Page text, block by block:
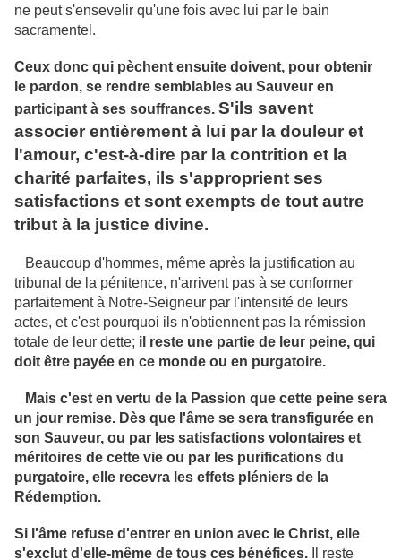
ne peut s'ensevelir qu'une fois avec lui par le bain
sacramentel.
Ceux donc qui pèchent ensuite doivent, pour obtenir
le pardon, se rendre semblables au Sauveur en
participant à ses souffrances. S'ils savent
associer entièrement à lui par la douleur et
l'amour, c'est-à-dire par la contrition et la
charité parfaites, ils s'approprient ses
satisfactions et sont exempts de tout autre
tribut à la justice divine.
Beaucoup d'hommes, même après la justification au
tribunal de la pénitence, n'arrivent pas à se conformer
parfaitement à Notre-Seigneur par l'intensité de leurs
actes, et c'est pourquoi ils n'obtiennent pas la rémission
totale de leur dette; il reste une partie de leur peine, qui
doit être payée en ce monde ou en purgatoire.
Mais c'est en vertu de la Passion que cette peine sera
un jour remise. Dès que l'âme se sera transfigurée en
son Sauveur, ou par les satisfactions volontaires et
méritoires de cette vie ou par les purifications du
purgatoire, elle recevra les effets pléniers de la
Rédemption.
Si l'âme refuse d'entrer en union avec le Christ, elle
s'exclut d'elle-même de tous ces bénéfices. Il reste